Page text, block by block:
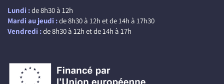
Lundi :de 8h30 à 12h
Mardi au jeudi :de 8h30 à 12h et de 14h à 17h30
Vendredi :de 8h30 à 12h et de 14h à 17h